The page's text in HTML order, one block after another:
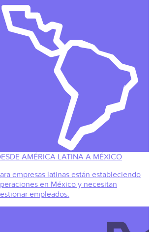
AMÉRICA LATINA A MÉXICO
empresas latinas están estableciendo
en México y necesitan
empleados.